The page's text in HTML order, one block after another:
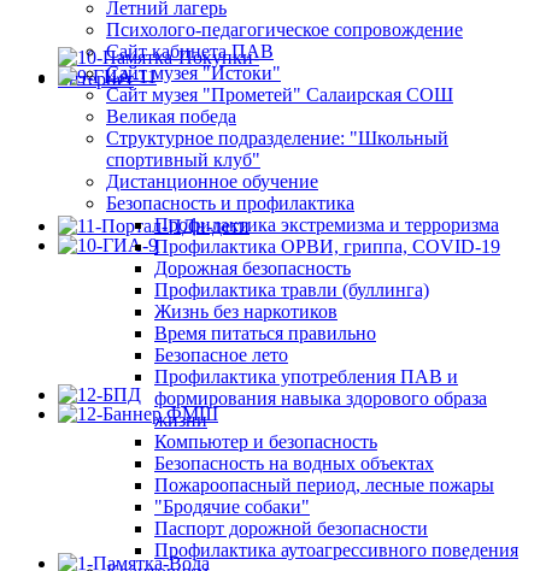
Летний лагерь
Психолого-педагогическое сопровождение
Сайт кабинета ПАВ
Сайт музея "Истоки"
Сайт музея "Прометей" Салаирская СОШ
Великая победа
Структурное подразделение: "Школьный
спортивный клуб"
Дистанционное обучение
Безопасность и профилактика
Профилактика экстремизма и терроризма
Профилактика ОРВИ, гриппа, COVID-19
Дорожная безопасность
Профилактика травли (буллинга)
Жизнь без наркотиков
Время питаться правильно
Безопасное лето
Профилактика употребления ПАВ и
формирования навыка здорового образа
жизни
Компьютер и безопасность
Безопасность на водных объектах
Пожароопасный период, лесные пожары
"Бродячие собаки"
Паспорт дорожной безопасности
Профилактика аутоагрессивного поведения